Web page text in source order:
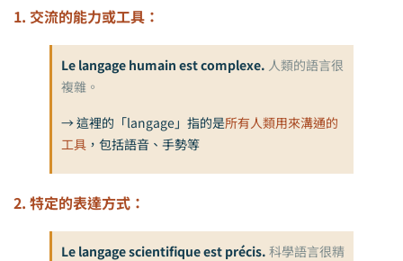
1. 交流的能力或工具：
Le langage humain est complexe. 人類的語言很
複雜。
→ 這裡的「langage」指的是所有人類用來溝通的
工具 ，包括語音、手勢等
2. 特定的表達方式：
Le langage scientifique est précis. 科學語言很精